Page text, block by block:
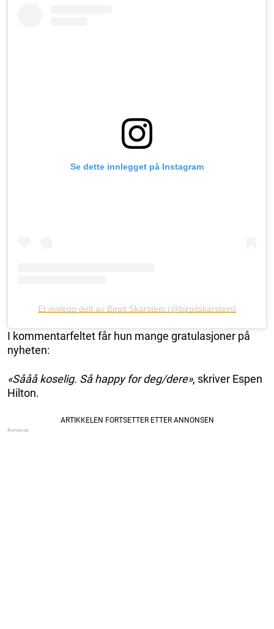
Se dette innlegget på Instagram
Et innlegg delt av Birgit Skarstein (@birgitskarstein)
I kommentarfeltet får hun mange gratulasjoner på
nyheten:
«Sååå koselig. Så happy for deg/dere», skriver Espen
Hilton.